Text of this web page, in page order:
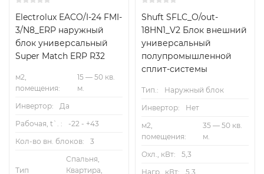
Electrolux EACO/I-24 FMI-
3/N8_ERP наружный
блок универсальный
Super Match ERP R32
м2,
помещения:
15 — 50 кв.
м.
Инвертор:
Да
Рабочая, t`. :
-22 - +43
Кол-во вн. блоков:
3
Тип
Спальня,
Квартира,
Shuft SFLC_O/out-
18HN1_V2 Блок внешний
универсальный
полупромышленной
сплит-системы
Тип.:
Наружный блок
Инвертор:
Нет
м2,
помещения:
35 — 50 кв.
м.
Охл., кВт:
5,3
Нагр., кВт:
5,3